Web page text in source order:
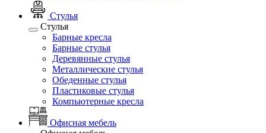
Стулья
Стулья
Барные кресла
Барные стулья
Деревянные стулья
Металлические стулья
Обеденные стулья
Пластиковые стулья
Компьютерные кресла
Офисная мебель